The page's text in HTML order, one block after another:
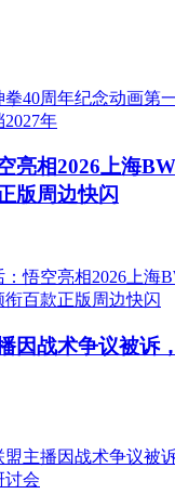
亮相2026上海
版周边快闪
因战术争议被诉